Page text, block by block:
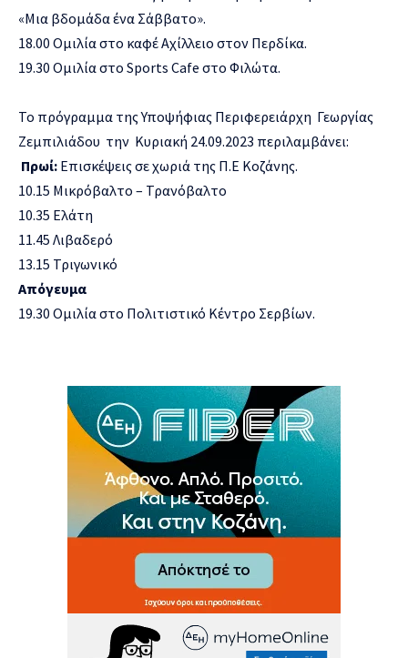
«Μια βδομάδα ένα Σάββατο».
18.00 Ομιλία στο καφέ Αχίλλειο στον Περδίκα.
19.30 Ομιλία στο Sports Cafe στο Φιλώτα.
Το πρόγραμμα της Υποψήφιας Περιφερειάρχη Γεωργίας
Ζεμπιλιάδου την Κυριακή 24.09.2023 περιλαμβάνει:
Πρωί: Επισκέψεις σε χωριά της Π.Ε Κοζάνης.
10.15 Μικρόβαλτο – Τρανόβαλτο
10.35 Ελάτη
11.45 Λιβαδερό
13.15 Τριγωνικό
Απόγευμα
19.30 Ομιλία στο Πολιτιστικό Κέντρο Σερβίων.